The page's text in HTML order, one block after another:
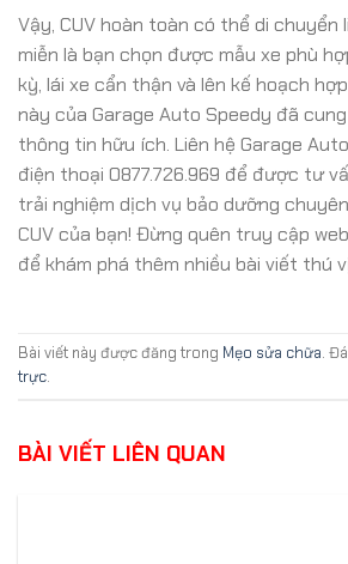
Vậy, CUV hoàn toàn có thể di chuyển
miễn là bạn chọn được mẫu xe phù
kỳ, lái xe cẩn thận và lên kế hoạch
này của Garage Auto Speedy đã
thông tin hữu ích. Liên hệ Garage
điện thoại 0877.726.969 để được tư
trải nghiệm dịch vụ bảo dưỡng
CUV của bạn! Đừng quên truy cập
để khám phá thêm nhiều bài viết thú
Bài viết này được đăng trong Mẹo sửa chữa.
trực.
BÀI VIẾT LIÊN QUAN